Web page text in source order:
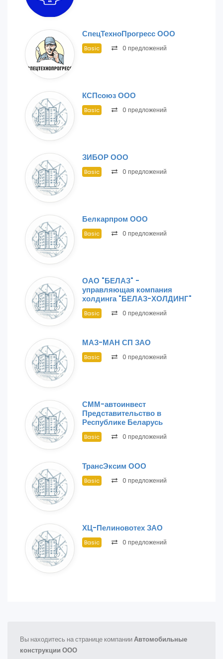
СпецТехноПрогресс ООО
Basic 0 предложений
КСПсоюз ООО
Basic 0 предложений
ЗИБОР ООО
Basic 0 предложений
Белкарпром ООО
Basic 0 предложений
ОАО "БЕЛАЗ" -
управляющая компания
холдинга "БЕЛАЗ-ХОЛДИНГ"
Basic 0 предложений
МАЗ-МАН СП ЗАО
Basic 0 предложений
СММ-автоинвест
Представительство в
Республике Беларусь
Basic 0 предложений
ТрансЭксим ООО
Basic 0 предложений
ХЦ-Пелиновотех ЗАО
Basic 0 предложений
Вы находитесь на странице компанииАвтомобильные
конструкции ООО